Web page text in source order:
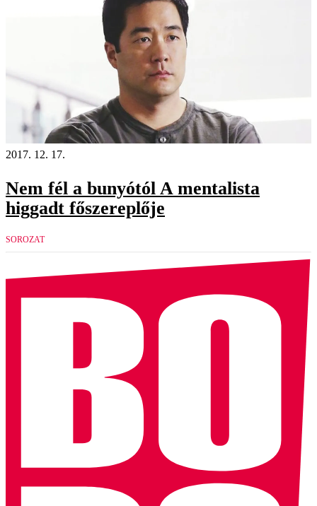
2017. 12. 17.
Nem fél a bunyótól A mentalista
higgadt főszereplője
SOROZAT